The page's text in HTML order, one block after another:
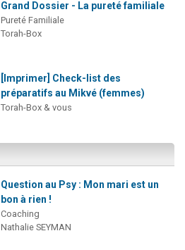
Grand Dossier - La pureté familiale
Pureté Familiale
Torah-Box
[Imprimer] Check-list des
préparatifs au Mikvé (femmes)
Torah-Box & vous
Question au Psy : Mon mari est un
bon à rien !
Coaching
Nathalie SEYMAN